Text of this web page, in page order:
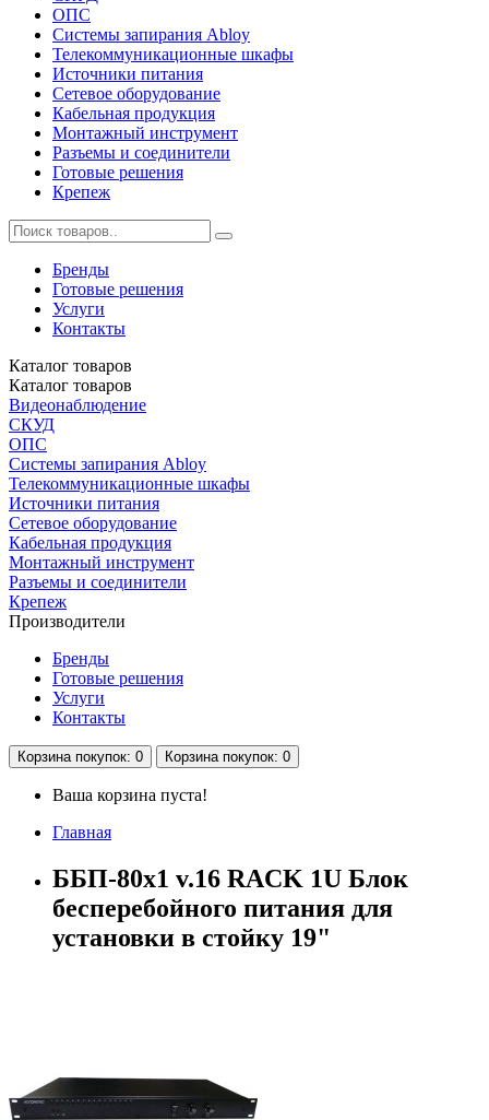
ОПС
Системы запирания Abloy
Телекоммуникационные шкафы
Источники питания
Сетевое оборудование
Кабельная продукция
Монтажный инструмент
Разъемы и соединители
Готовые решения
Крепеж
Бренды
Готовые решения
Услуги
Контакты
Каталог товаров
Каталог товаров
Видеонаблюдение
СКУД
ОПС
Системы запирания Abloy
Телекоммуникационные шкафы
Источники питания
Сетевое оборудование
Кабельная продукция
Монтажный инструмент
Разъемы и соединители
Крепеж
Производители
Бренды
Готовые решения
Услуги
Контакты
Корзинапокупок: 0 Корзинапокупок: 0
Ваша корзина пуста!
Главная
ББП-80х1 v.16 RACK 1U Блок
бесперебойного питания для
установки в стойку 19"